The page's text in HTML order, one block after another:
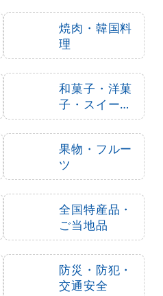
焼肉・韓国料
理
和菓子・洋菓
子・スイーツ
・アイス
果物・フルー
ツ
全国特産品・
ご当地品
防災・防犯・
交通安全